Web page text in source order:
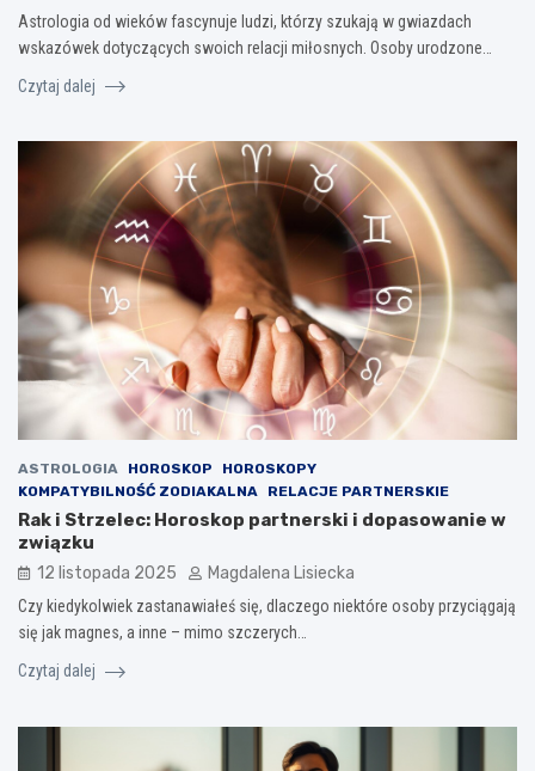
Astrologia od wieków fascynuje ludzi, którzy szukają w gwiazdach
wskazówek dotyczących swoich relacji miłosnych. Osoby urodzone…
Czytaj dalej
ASTROLOGIA HOROSKOP
HOROSKOPY
KOMPATYBILNOŚĆ ZODIAKALNA
RELACJE PARTNERSKIE
Rak i Strzelec: Horoskop partnerski i dopasowanie w
związku
12 listopada 2025 Magdalena Lisiecka
Czy kiedykolwiek zastanawiałeś się, dlaczego niektóre osoby przyciągają
się jak magnes, a inne – mimo szczerych…
Czytaj dalej